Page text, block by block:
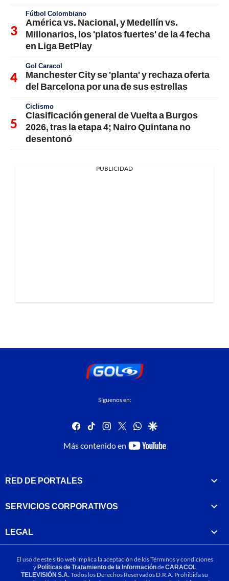
Fútbol Colombiano
América vs. Nacional, y Medellín vs.
Millonarios, los 'platos fuertes' de la 4 fecha
en Liga BetPlay
Gol Caracol
Manchester City se 'planta' y rechaza oferta
del Barcelona por una de sus estrellas
Ciclismo
Clasificación general de Vuelta a Burgos
2026, tras la etapa 4; Nairo Quintana no
desentonó
PUBLICIDAD
Síguenos en:
facebook
tiktok instagram
twitterwhatsapp
google
Más contenido en
youtube-
RED DE PORTALES
SERVICIOS CORPORATIVOS
LEGAL
El uso de este sitio web implica la aceptación de losTérminos y condiciones
yPolíticas de Tratamiento de la InformacióndeCARACOL
TELEVISIÓN S.A.Todos los Derechos Reservados D.R.A. Prohibida su